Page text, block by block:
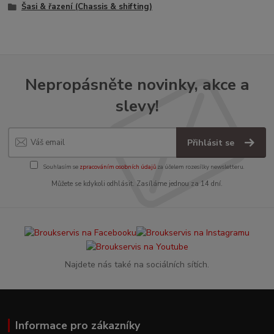
Šasi & řazení (Chassis & shifting)
Nepropásněte novinky, akce a
slevy!
Přihlásit se
Souhlasím se zpracováním osobních údajůza účelem rozesílky newsletteru.
Můžete se kdykoli odhlásit. Zasíláme jednou za 14 dní.
Najdete nás také na sociálních sítích.
Informace pro zákazníky